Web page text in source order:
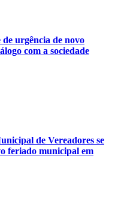
urgência de novo
com a sociedade
de Vereadores se
feriado municipal em